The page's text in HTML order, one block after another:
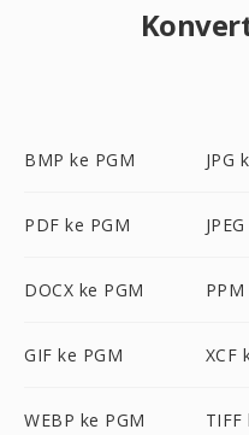
BMP ke PGM JPG
PDF ke PGM
DOCX ke PGM
GIF ke PGM XCF
WEBP ke PGM TIFF